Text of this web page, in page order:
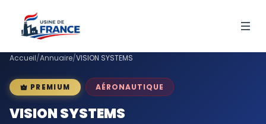
Accueil/Annuaire/VISION SYSTEMS
PREMIUM AÉRONAUTIQUE
VISION SYSTEMS